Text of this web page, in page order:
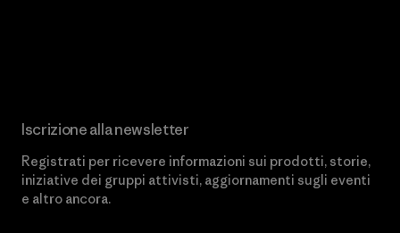
Iscrizione alla newsletter
Registrati per ricevere informazioni sui prodotti, storie,
iniziative dei gruppi attivisti, aggiornamenti sugli eventi
e altro ancora.